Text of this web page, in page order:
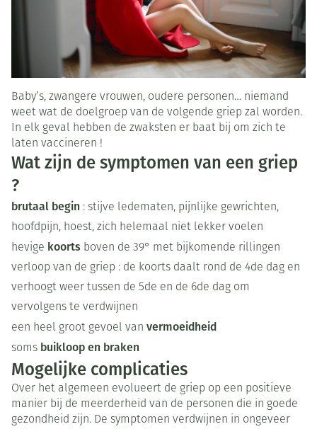
Baby’s, zwangere vrouwen, oudere personen… niemand
weet wat de doelgroep van de volgende griep zal worden.
In elk geval hebben de zwaksten er baat bij om zich te
laten vaccineren !
Wat zijn de symptomen van een griep
?
brutaal begin : stijve ledematen, pijnlijke gewrichten,
hoofdpijn, hoest, zich helemaal niet lekker voelen
hevige koorts boven de 39° met bijkomende rillingen
verloop van de griep : de koorts daalt rond de 4de dag en
verhoogt weer tussen de 5de en de 6de dag om
vervolgens te verdwijnen
een heel groot gevoel van vermoeidheid
soms buikloop en braken
Mogelijke complicaties
Over het algemeen evolueert de griep op een positieve
manier bij de meerderheid van de personen die in goede
gezondheid zijn. De symptomen verdwijnen in ongeveer